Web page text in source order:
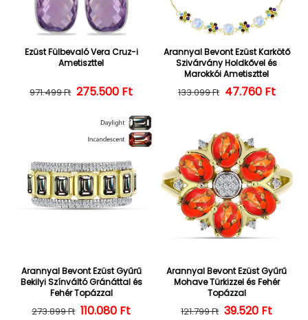
Ezüst Fülbevaló Vera Cruz-i
Ametiszttel
Normál ár
971.499 Ft Kedvezményes ár
275.500 Ft
Arannyal Bevont Ezüst Karkötő
Szivárvány Holdkővel és
Marokkói Ametiszttel
Normál ár
133.099 Ft 47.760 Ft
Arannyal Bevont Ezüst Gyűrű
Bekilyi Színváltó Gránáttal és
Fehér Topázzal
Normál ár
273.899 Ft Kedvezményes ár
110.080 Ft
Arannyal Bevont Ezüst Gyűrű
Mohave Türkizzel és Fehér
Topázzal
Normál ár
121.799 Ft 39.520 Ft